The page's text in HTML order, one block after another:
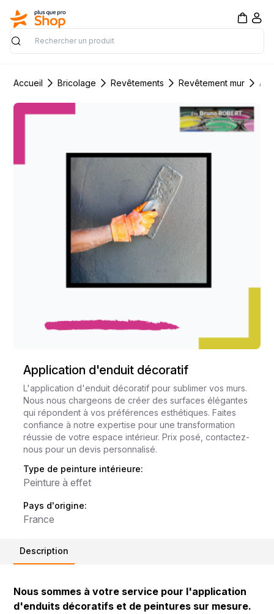
Rechercher
Accueil Bricolage Revêtements Revêtement mur
Application d'enduit décoratif
L'application d'enduit décoratif pour sublimer vos murs.
Nous nous chargeons de créer des surfaces élégantes
qui répondent à vos préférences esthétiques. Faites
confiance à notre expertise pour une transformation
réussie de votre espace intérieur. Prix posé, contactez-
nous pour un devis personnalisé.
Type de peinture intérieure:
Peinture à effet
Pays d'origine:
France
Description
Nous sommes à votre service pour l'application
d'enduits décoratifs et de peintures sur mesure.